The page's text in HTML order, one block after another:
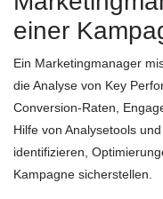
einer
Ein Marketingmanager
die Analyse von Key
Conversion-Raten,
Hilfe von Analysetools
identifizieren,
Kampagne sicherstellen.